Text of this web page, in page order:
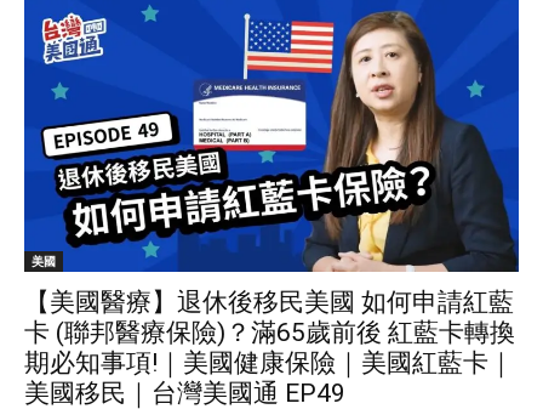
美國
【美國醫療】退休後移民美國 如何申請紅藍
卡 (聯邦醫療保險)？滿65歲前後 紅藍卡轉換
期必知事項!｜美國健康保險｜美國紅藍卡｜
美國移民｜台灣美國通 EP49